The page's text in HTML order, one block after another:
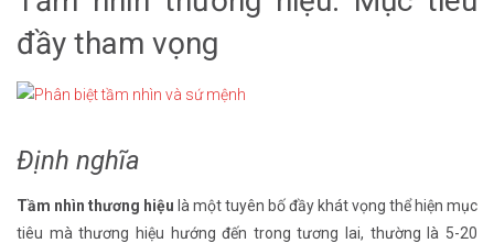
đầy tham vọng
Định nghĩa
Tầm nhìn thương hiệu là một tuyên bố đầy khát vọng thể hiện mục
tiêu mà thương hiệu hướng đến trong tương lai, thường là 5-20